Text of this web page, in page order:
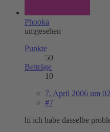
Phooka
umgesehen
Punkte
50
Beiträge
10
7. April 2006 um
#7
hi ich habe dasselbe